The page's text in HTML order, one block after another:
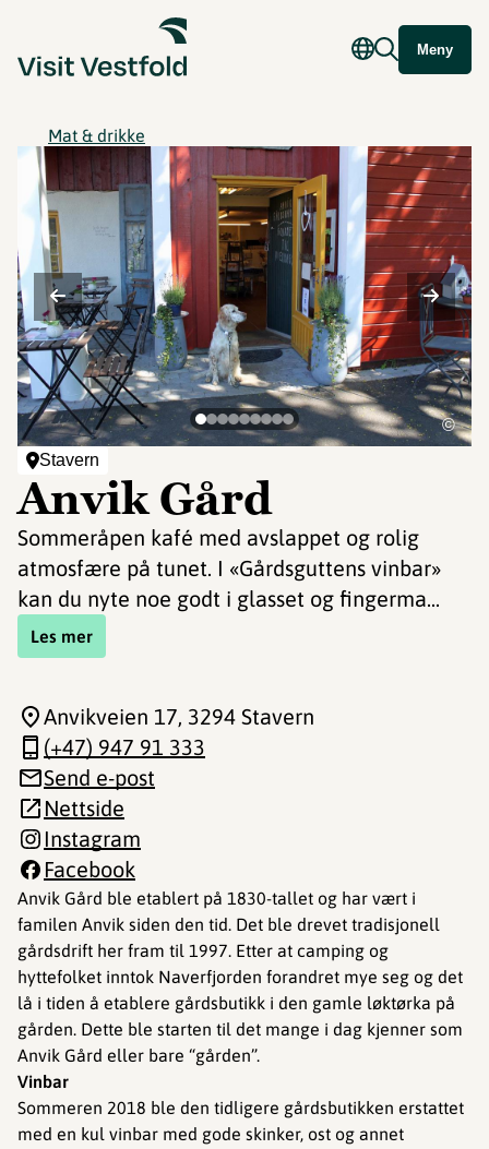
Meny
Mat & drikke
Stavern
Anvik Gård
Sommeråpen kafé med avslappet og rolig
atmosfære på tunet. I «Gårdsguttens vinbar»
kan du nyte noe godt i glasset og fingerma...
Les mer
©
Anvik Gård ble etablert på 1830-tallet og har vært i
familen Anvik siden den tid. Det ble drevet tradisjonell
gårdsdrift her fram til 1997. Etter at camping og
hyttefolket inntok Naverfjorden forandret mye seg og det
lå i tiden å etablere gårdsbutikk i den gamle løktørka på
gården. Dette ble starten til det mange i dag kjenner som
Anvik Gård eller bare “gården”.
Vinbar
Sommeren 2018 ble den tidligere gårdsbutikken erstattet
med en kul vinbar med gode skinker, ost og annet
Anvikveien 17, 3294 Stavern
(+47) 947 91 333
Send e-post
Nettside
Instagram
Facebook